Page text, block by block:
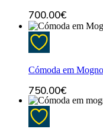
700.00€
Cómoda em
750.00€